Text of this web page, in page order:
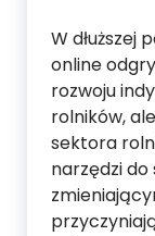
W dłuższej
online
rozwoju
rolników,
sektora
narzędzi do